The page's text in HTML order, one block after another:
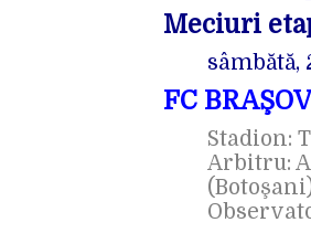
Meciuri
sâmbătă,
FC
Stadion:
Arbitru: